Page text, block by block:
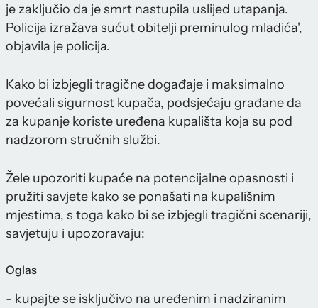
je zaključio da je smrt nastupila uslijed utapanja.
Policija izražava sućut obitelji preminulog mladića',
objavila je policija.
Kako bi izbjegli tragične događaje i maksimalno
povećali sigurnost kupača, podsjećaju građane da
za kupanje koriste uređena kupališta koja su pod
nadzorom stručnih službi.
Žele upozoriti kupaće na potencijalne opasnosti i
pružiti savjete kako se ponašati na kupališnim
mjestima, s toga kako bi se izbjegli tragični scenariji,
savjetuju i upozoravaju:
Oglas
- kupajte se isključivo na uređenim i nadziranim